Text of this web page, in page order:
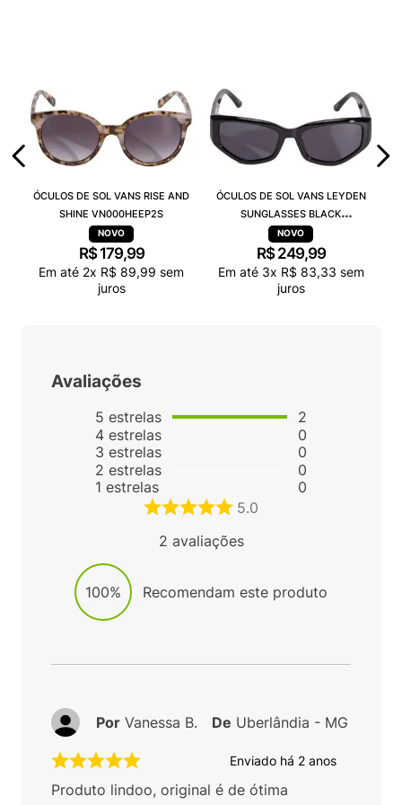
ÓCULOS DE SOL VANS RISE AND
SHINE VN000HEEP2S
R$ 179,99
Em até 2x R$ 89,99 sem
juros
ÓCULOS DE SOL VANS LEYDEN
SUNGLASSES BLACK
VN000T0CBLK
R$ 249,99
Em até 3x R$ 83,33 sem
juros
Avaliações
5 estrelas
4 estrelas
3 estrelas
2 estrelas
1 estrelas
2
0
0
0
0
5.0
2 avaliações
100% Recomendam este produto
Enviado há 2 anos
Produto lindoo, original é de ótima
Por Vanessa B. De Uberlândia - MG